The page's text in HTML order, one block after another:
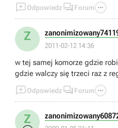
Odpowiedz  Forum 
Z
2011-02-12 14:36
w tej samej komorze gdzie
gdzie walczy się trzeci raz z
Odpowiedz  Forum 
Z